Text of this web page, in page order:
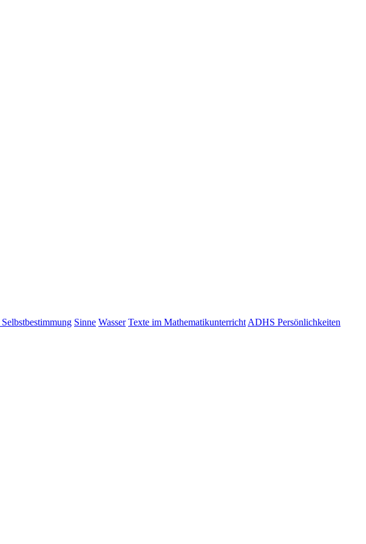
Selbstbestimmung Sinne Wasser Texte im Mathematikunterricht ADHS Persönlichkeiten